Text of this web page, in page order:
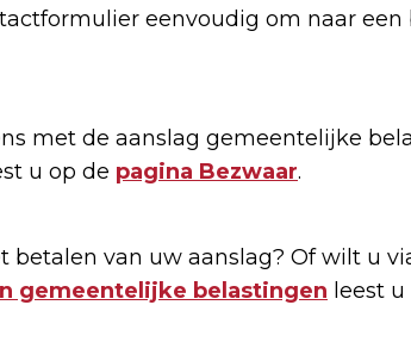
eenvoudig om naar een
met de aanslag gemeentelijke
u op de pagina Bezwaar.
betalen van uw aanslag? Of wilt u
gemeentelijke belastingen leest